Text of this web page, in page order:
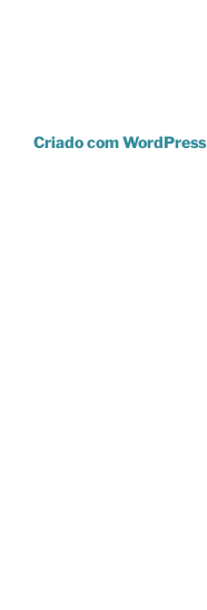
Criado com WordPress